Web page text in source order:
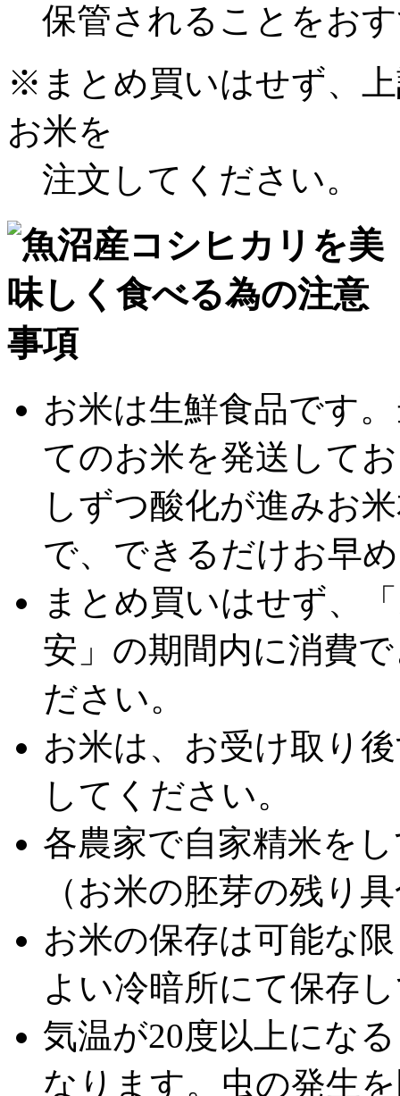
保管されることをお
※まとめ買いはせず、
お米を
注文してください。
お米は生鮮食品です
てのお米を発送して
しずつ酸化が進みお
で、できるだけお早
まとめ買いはせず、
安」の期間内に消費
ださい。
お米は、お受け取り
してください。
各農家で自家精米を
（お米の胚芽の残り
お米の保存は可能な
よい冷暗所にて保存
気温が20度以上にな
なります。虫の発生